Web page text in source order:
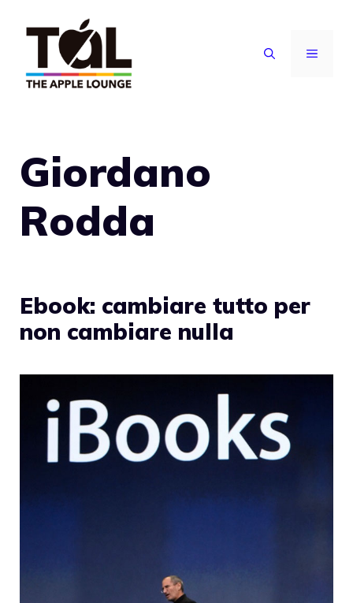
contenuto
MENU
Giordano
Rodda
Ebook: cambiare tutto per
non cambiare nulla